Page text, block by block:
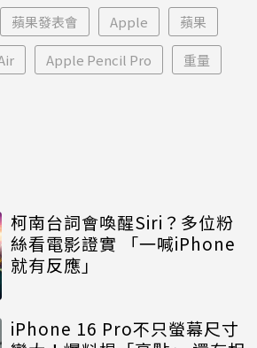
蘋果發表會 Apple 蘋果
Apple Pencil Pro 重量
柯南台詞會喚醒Siri？多位粉
絲看電影證實 「一喊iPhone
就有反應」
iPhone 16 Pro不只螢幕尺寸